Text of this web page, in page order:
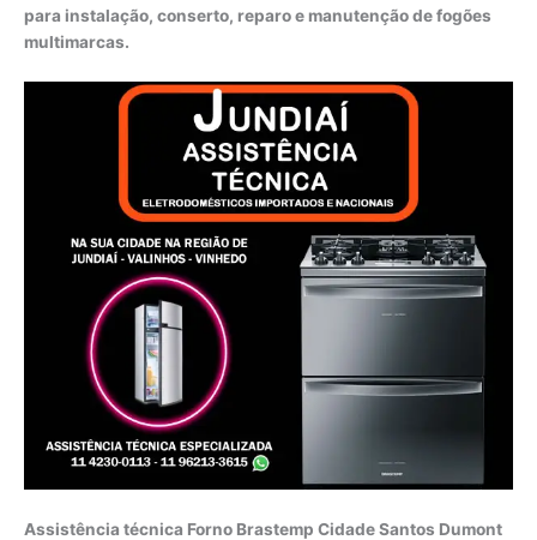
para instalação, conserto, reparo e manutenção de fogões
multimarcas.
Assistência técnica Forno Brastemp Cidade Santos Dumont